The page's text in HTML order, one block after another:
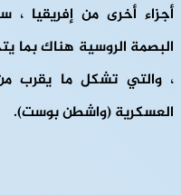
أجزاء أخرى من إفريقيا
البصمة الروسية هناك بما
، والتي تشكل ما يقرب
العسكرية (واشطن بوست).